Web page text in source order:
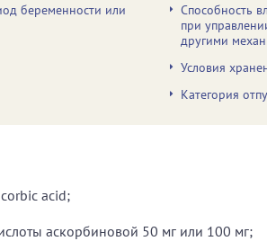
беременности или
Способность
при
другими
Условия
Категория
acid;
аскорбиновой 50 мг или 100 мг;